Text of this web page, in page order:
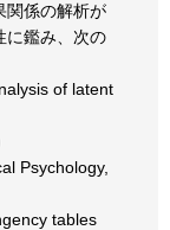
関係の解析が
に鑑み、次の
of latent
Psychology,
tables